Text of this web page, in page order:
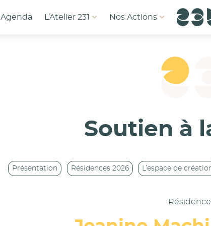
Agenda L’Atelier 231 Nos Actions
Soutien à
Présentation Résidences 2026 L’espace de